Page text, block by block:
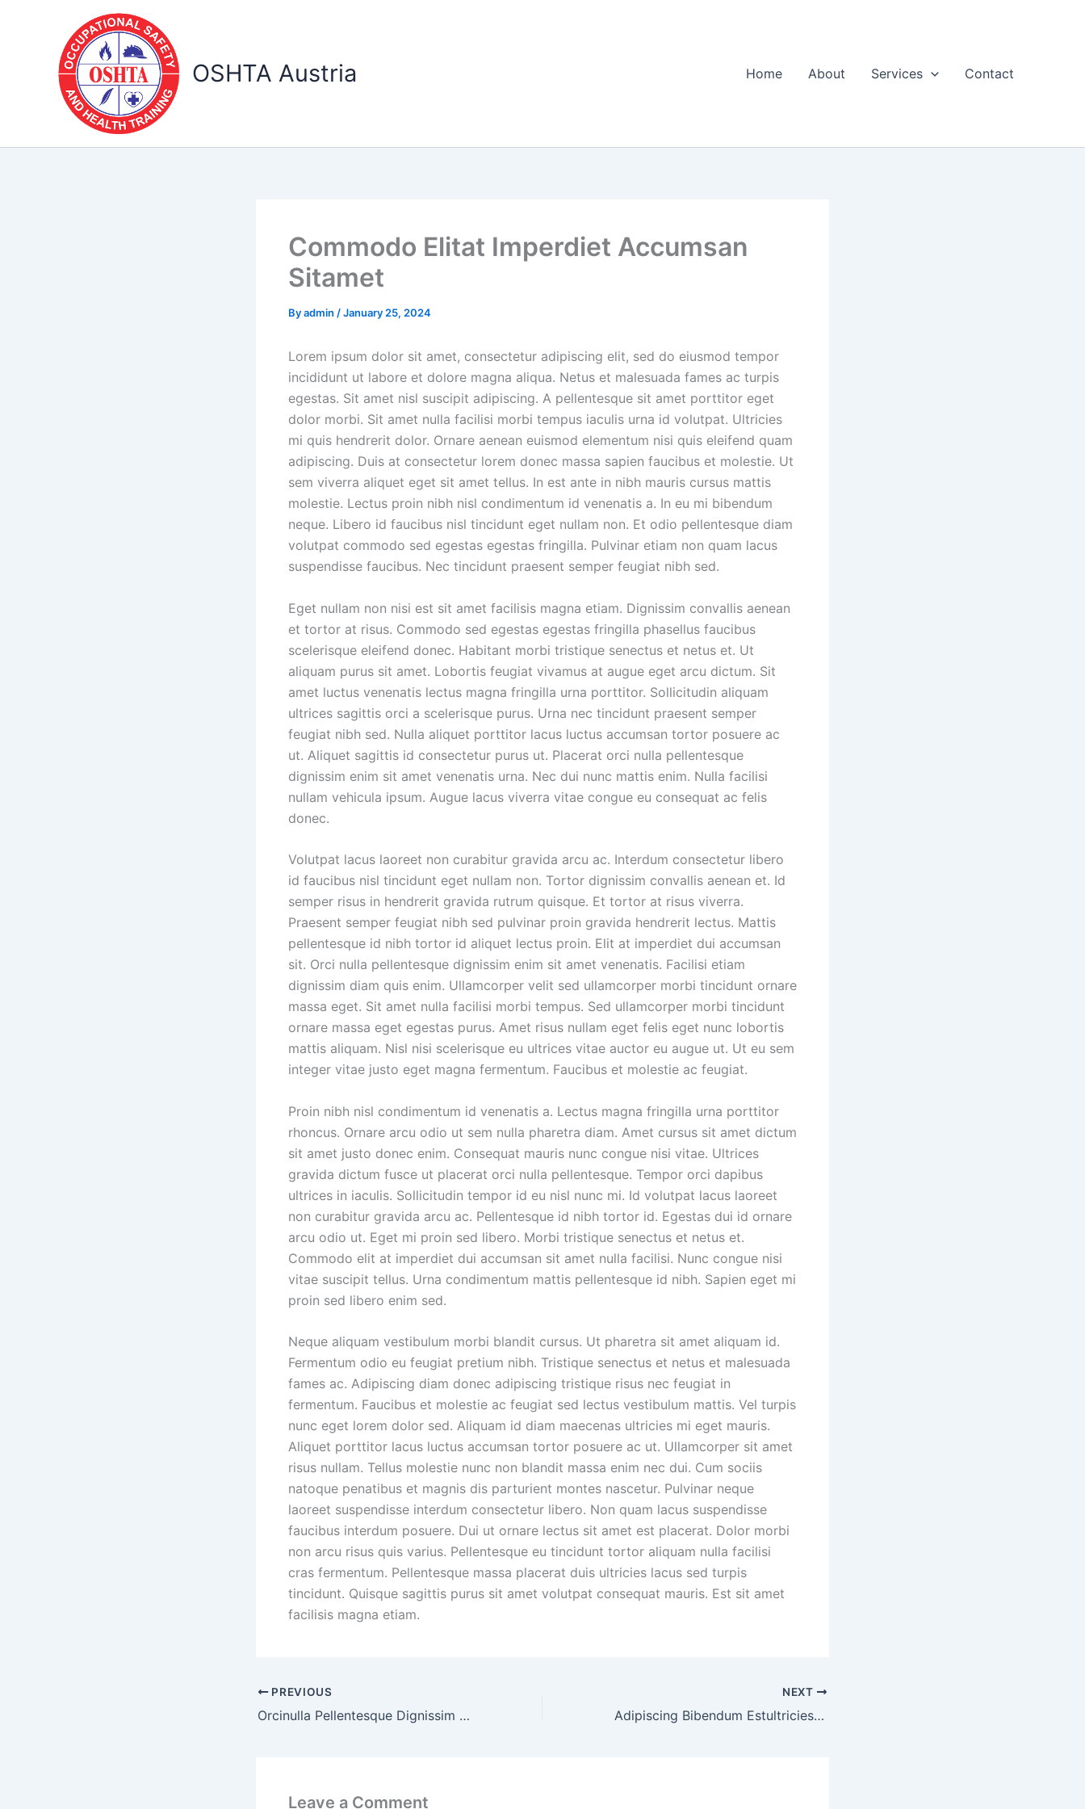
OSHTA Austria Home About Services Contact
Commodo Elitat Imperdiet Accumsan
Sitamet
Byadmin /January 25, 2024
Lorem ipsum dolor sit amet, consectetur adipiscing elit, sed do eiusmod tempor
incididunt ut labore et dolore magna aliqua. Netus et malesuada fames ac turpis
egestas. Sit amet nisl suscipit adipiscing. A pellentesque sit amet porttitor eget
dolor morbi. Sit amet nulla facilisi morbi tempus iaculis urna id volutpat. Ultricies
mi quis hendrerit dolor. Ornare aenean euismod elementum nisi quis eleifend quam
adipiscing. Duis at consectetur lorem donec massa sapien faucibus et molestie. Ut
sem viverra aliquet eget sit amet tellus. In est ante in nibh mauris cursus mattis
molestie. Lectus proin nibh nisl condimentum id venenatis a. In eu mi bibendum
neque. Libero id faucibus nisl tincidunt eget nullam non. Et odio pellentesque diam
volutpat commodo sed egestas egestas fringilla. Pulvinar etiam non quam lacus
suspendisse faucibus. Nec tincidunt praesent semper feugiat nibh sed.
Eget nullam non nisi est sit amet facilisis magna etiam. Dignissim convallis aenean
et tortor at risus. Commodo sed egestas egestas fringilla phasellus faucibus
scelerisque eleifend donec. Habitant morbi tristique senectus et netus et. Ut
aliquam purus sit amet. Lobortis feugiat vivamus at augue eget arcu dictum. Sit
amet luctus venenatis lectus magna fringilla urna porttitor. Sollicitudin aliquam
ultrices sagittis orci a scelerisque purus. Urna nec tincidunt praesent semper
feugiat nibh sed. Nulla aliquet porttitor lacus luctus accumsan tortor posuere ac
ut. Aliquet sagittis id consectetur purus ut. Placerat orci nulla pellentesque
dignissim enim sit amet venenatis urna. Nec dui nunc mattis enim. Nulla facilisi
nullam vehicula ipsum. Augue lacus viverra vitae congue eu consequat ac felis
donec.
Volutpat lacus laoreet non curabitur gravida arcu ac. Interdum consectetur libero
id faucibus nisl tincidunt eget nullam non. Tortor dignissim convallis aenean et. Id
semper risus in hendrerit gravida rutrum quisque. Et tortor at risus viverra.
Praesent semper feugiat nibh sed pulvinar proin gravida hendrerit lectus. Mattis
pellentesque id nibh tortor id aliquet lectus proin. Elit at imperdiet dui accumsan
sit. Orci nulla pellentesque dignissim enim sit amet venenatis. Facilisi etiam
dignissim diam quis enim. Ullamcorper velit sed ullamcorper morbi tincidunt ornare
massa eget. Sit amet nulla facilisi morbi tempus. Sed ullamcorper morbi tincidunt
ornare massa eget egestas purus. Amet risus nullam eget felis eget nunc lobortis
mattis aliquam. Nisl nisi scelerisque eu ultrices vitae auctor eu augue ut. Ut eu sem
integer vitae justo eget magna fermentum. Faucibus et molestie ac feugiat.
Proin nibh nisl condimentum id venenatis a. Lectus magna fringilla urna porttitor
rhoncus. Ornare arcu odio ut sem nulla pharetra diam. Amet cursus sit amet dictum
sit amet justo donec enim. Consequat mauris nunc congue nisi vitae. Ultrices
gravida dictum fusce ut placerat orci nulla pellentesque. Tempor orci dapibus
ultrices in iaculis. Sollicitudin tempor id eu nisl nunc mi. Id volutpat lacus laoreet
non curabitur gravida arcu ac. Pellentesque id nibh tortor id. Egestas dui id ornare
arcu odio ut. Eget mi proin sed libero. Morbi tristique senectus et netus et.
Commodo elit at imperdiet dui accumsan sit amet nulla facilisi. Nunc congue nisi
vitae suscipit tellus. Urna condimentum mattis pellentesque id nibh. Sapien eget mi
proin sed libero enim sed.
Neque aliquam vestibulum morbi blandit cursus. Ut pharetra sit amet aliquam id.
Fermentum odio eu feugiat pretium nibh. Tristique senectus et netus et malesuada
fames ac. Adipiscing diam donec adipiscing tristique risus nec feugiat in
fermentum. Faucibus et molestie ac feugiat sed lectus vestibulum mattis. Vel turpis
nunc eget lorem dolor sed. Aliquam id diam maecenas ultricies mi eget mauris.
Aliquet porttitor lacus luctus accumsan tortor posuere ac ut. Ullamcorper sit amet
risus nullam. Tellus molestie nunc non blandit massa enim nec dui. Cum sociis
natoque penatibus et magnis dis parturient montes nascetur. Pulvinar neque
laoreet suspendisse interdum consectetur libero. Non quam lacus suspendisse
faucibus interdum posuere. Dui ut ornare lectus sit amet est placerat. Dolor morbi
non arcu risus quis varius. Pellentesque eu tincidunt tortor aliquam nulla facilisi
cras fermentum. Pellentesque massa placerat duis ultricies lacus sed turpis
tincidunt. Quisque sagittis purus sit amet volutpat consequat mauris. Est sit amet
facilisis magna etiam.
PREVIOUS
Orcinulla Pellentesque Dignissim Enim Venenatis
NEXT
Adipiscing Bibendum Estultricies Integer Quis
Leave a Comment